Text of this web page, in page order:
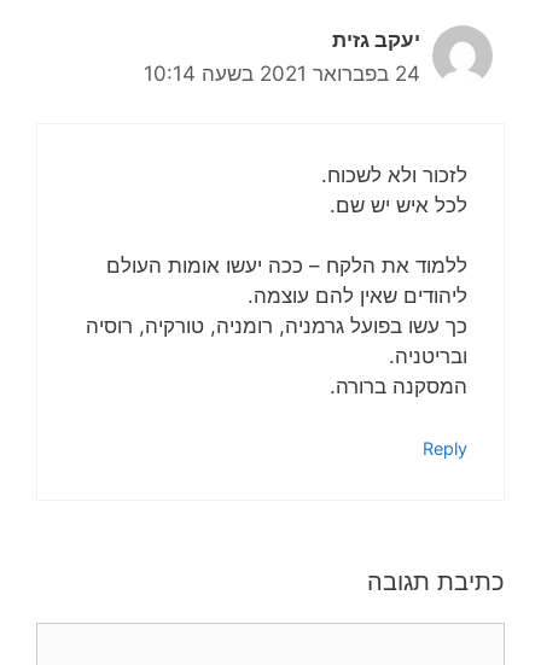
יעקב גזית
24 בפברואר 2021 בשעה 10:14
לזכור ולא לשכוח.
לכל איש יש שם.
ללמוד את הלקח – ככה יעשו אומות העולם
ליהודים שאין להם עוצמה.
כך עשו בפועל גרמניה, רומניה, טורקיה, רוסיה
ובריטניה.
המסקנה ברורה.
Reply
כתיבת תגובה